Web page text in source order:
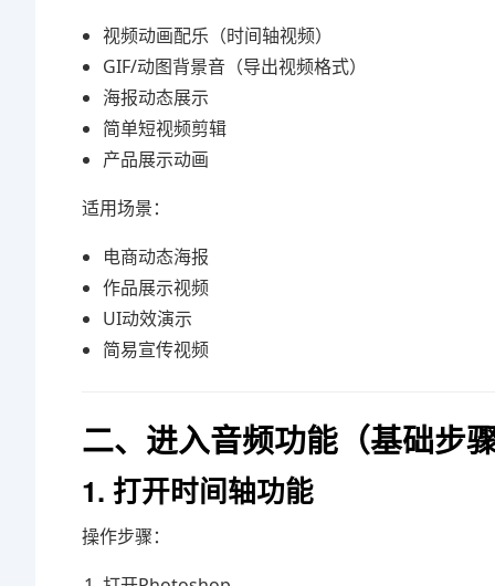
视频动画配乐（时间轴视频）
GIF/动图背景音（导出视频格式）
海报动态展示
简单短视频剪辑
产品展示动画
适用场景：
电商动态海报
作品展示视频
UI动效演示
简易宣传视频
二、进入音频功能（基础步
1. 打开时间轴功能
操作步骤：